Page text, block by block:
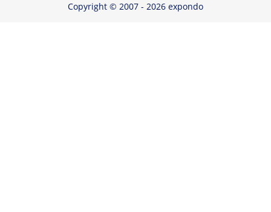
Copyright © 2007 - 2026 expondo